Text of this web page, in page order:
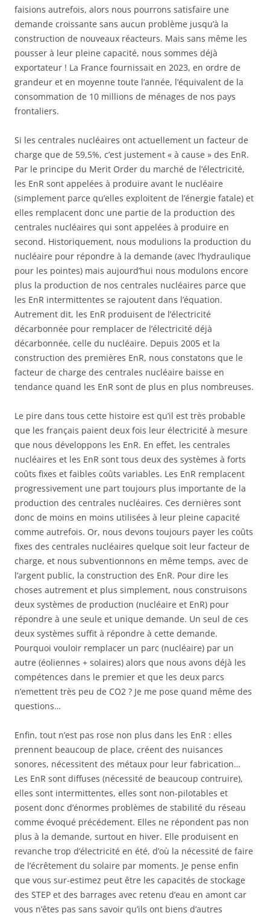
faisions autrefois, alors nous pourrons satisfaire une
demande croissante sans aucun problème jusqu’à la
construction de nouveaux réacteurs. Mais sans même les
pousser à leur pleine capacité, nous sommes déjà
exportateur ! La France fournissait en 2023, en ordre de
grandeur et en moyenne toute l’année, l’équivalent de la
consommation de 10 millions de ménages de nos pays
frontaliers.
Si les centrales nucléaires ont actuellement un facteur de
charge que de 59,5%, c’est justement « à cause » des EnR.
Par le principe du Merit Order du marché de l’électricité,
les EnR sont appelées à produire avant le nucléaire
(simplement parce qu’elles exploitent de l’énergie fatale) et
elles remplacent donc une partie de la production des
centrales nucléaires qui sont appelées à produire en
second. Historiquement, nous modulions la production du
nucléaire pour répondre à la demande (avec l’hydraulique
pour les pointes) mais aujourd’hui nous modulons encore
plus la production de nos centrales nucléaires parce que
les EnR intermittentes se rajoutent dans l’équation.
Autrement dit, les EnR produisent de l’électricité
décarbonnée pour remplacer de l’électricité déjà
décarbonnée, celle du nucléaire. Depuis 2005 et la
construction des premières EnR, nous constatons que le
facteur de charge des centrales nucléaire baisse en
tendance quand les EnR sont de plus en plus nombreuses.
Le pire dans tous cette histoire est qu’il est très probable
que les français paient deux fois leur électricité à mesure
que nous développons les EnR. En effet, les centrales
nucléaires et les EnR sont tous deux des systèmes à forts
coûts fixes et faibles coûts variables. Les EnR remplacent
progressivement une part toujours plus importante de la
production des centrales nucléaires. Ces dernières sont
donc de moins en moins utilisées à leur pleine capacité
comme autrefois. Or, nous devons toujours payer les coûts
fixes des centrales nucléaires quelque soit leur facteur de
charge, et nous subventionnons en même temps, avec de
l’argent public, la construction des EnR. Pour dire les
choses autrement et plus simplement, nous construisons
deux systèmes de production (nucléaire et EnR) pour
répondre à une seule et unique demande. Un seul de ces
deux systèmes suffit à répondre à cette demande.
Pourquoi vouloir remplacer un parc (nucléaire) par un
autre (éoliennes + solaires) alors que nous avons déjà les
compétences dans le premier et que les deux parcs
n’emettent très peu de CO2 ? Je me pose quand même des
questions…
Enfin, tout n’est pas rose non plus dans les EnR : elles
prennent beaucoup de place, créent des nuisances
sonores, nécessitent des métaux pour leur fabrication…
Les EnR sont diffuses (nécessité de beaucoup contruire),
elles sont intermittentes, elles sont non-pilotables et
posent donc d’énormes problèmes de stabilité du réseau
comme évoqué précédement. Elles ne répondent pas non
plus à la demande, surtout en hiver. Elle produisent en
revanche trop d’électricité en été, d’où la nécessité de faire
de l’écrêtement du solaire par moments. Je pense enfin
que vous sur-estimez peut être les capacités de stockage
des STEP et des barrages avec retenu d’eau en amont car
vous n’êtes pas sans savoir qu’ils ont biens d’autres